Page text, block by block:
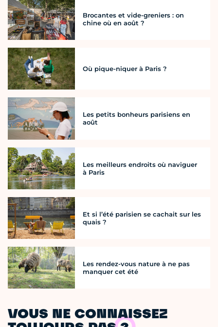
Brocantes et vide-greniers : on
chine où en août ?
Où pique-niquer à Paris ?
Les petits bonheurs parisiens en
août
Les meilleurs endroits où naviguer
à Paris
Et si l’été parisien se cachait sur les
quais ?
Les rendez-vous nature à ne pas
manquer cet été
VOUS NE CONNAISSEZ